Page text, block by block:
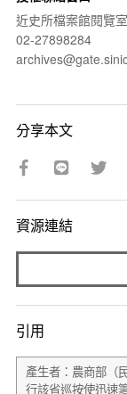
近史所檔案館閱覽室
02-27898284
分享本文
資源連結
引用